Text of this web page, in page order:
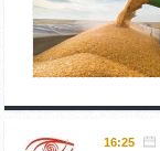
16:25